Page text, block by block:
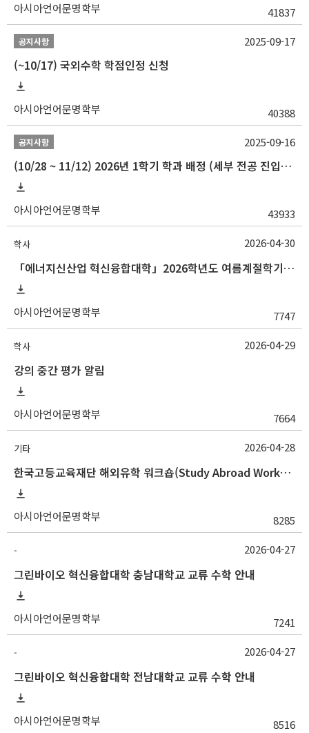
아시아언어문명학부 41837
공지사항
(~10/17) 국외수학 학점인정 신청
아시아언어문명학부 40388
2025-09-17
공지사항
(10/28 ~ 11/12) 2026년 1학기 학과 배정 (세부 전공 진입) 안내
아시아언어문명학부 43933
2025-09-16
학사
「에너지신산업 혁신융합대학」2026학년도 여름계절학기 교류 수학 안내
아시아언어문명학부 7747
2026-04-30
학사
강의 중간 평가 알림
아시아언어문명학부 7664
2026-04-29
기타
한국고등교육재단 해외유학 워크숍(Study Abroad Workshop) 참여자 모집 안내
아시아언어문명학부 8285
2026-04-28
-
그린바이오 혁신융합대학 충남대학교 교류 수학 안내
아시아언어문명학부 7241
2026-04-27
-
그린바이오 혁신융합대학 전남대학교 교류 수학 안내
아시아언어문명학부 8516
2026-04-27